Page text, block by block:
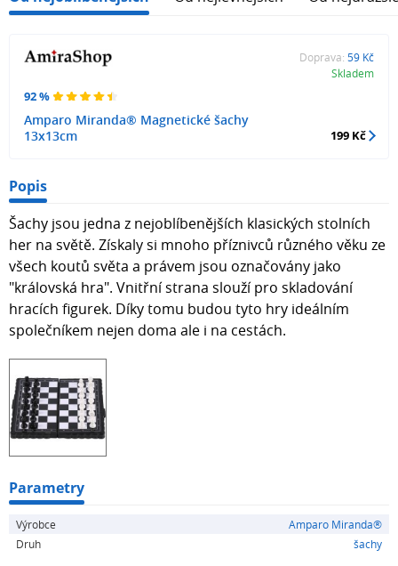
92 %
Amparo Miranda® Magnetické šachy
13x13cm
Doprava: 59 Kč
Skladem
199 Kč
Popis
Šachy jsou jedna z nejoblíbenějších klasických stolních
her na světě. Získaly si mnoho příznivců různého věku ze
všech koutů světa a právem jsou označovány jako
"královská hra". Vnitřní strana slouží pro skladování
hracích figurek. Díky tomu budou tyto hry ideálním
společníkem nejen doma ale i na cestách.
Parametry
Výrobce
Amparo Miranda®
Druh
šachy